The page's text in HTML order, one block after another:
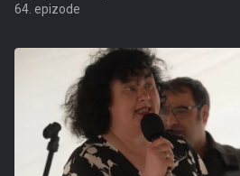
64. epizode